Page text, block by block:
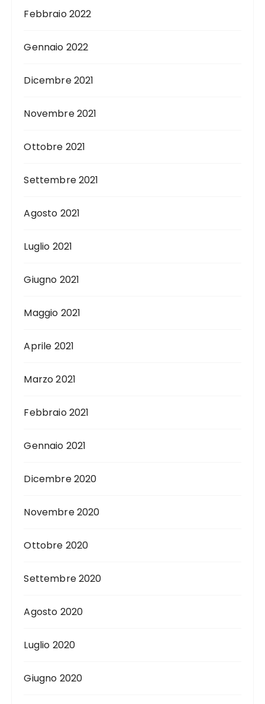
Febbraio 2022
Gennaio 2022
Dicembre 2021
Novembre 2021
Ottobre 2021
Settembre 2021
Agosto 2021
Luglio 2021
Giugno 2021
Maggio 2021
Aprile 2021
Marzo 2021
Febbraio 2021
Gennaio 2021
Dicembre 2020
Novembre 2020
Ottobre 2020
Settembre 2020
Agosto 2020
Luglio 2020
Giugno 2020